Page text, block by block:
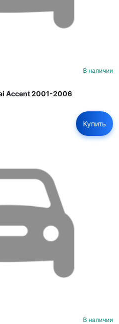
В наличии
Accent 2001-2006
Купить
В наличии